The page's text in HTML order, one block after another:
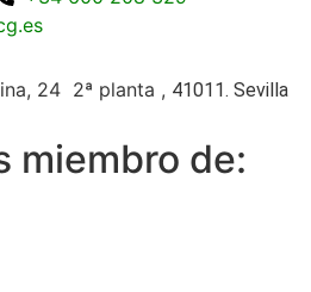
24 2ª planta , 41011. Sevilla
miembro de: